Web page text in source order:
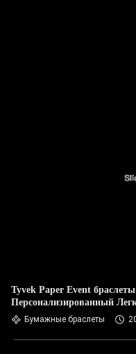
Tyvek Paper Event
Персонализированный
Бумажные браслеты